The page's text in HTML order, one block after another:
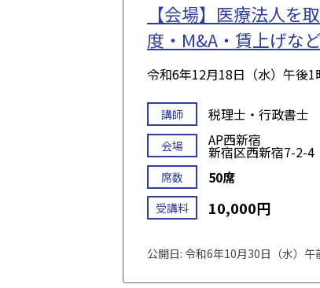
【会場】医療法人を
度・M&A・賃上げな
令和6年12月18日（水） 午後1
講師 税理士・行政書
会場 AP西新宿
新宿区西新宿7-2-4
席数 50席
受講料 10,000円
公開日: 令和6年10月30日（水）午